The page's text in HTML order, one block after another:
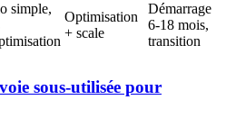
simple,
Optimisation
+ scale
Démarrage
6-18 mois,
transition
sous-utilisée pour